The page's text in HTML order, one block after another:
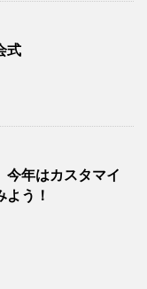
式
今年はカスタマイ
よう！